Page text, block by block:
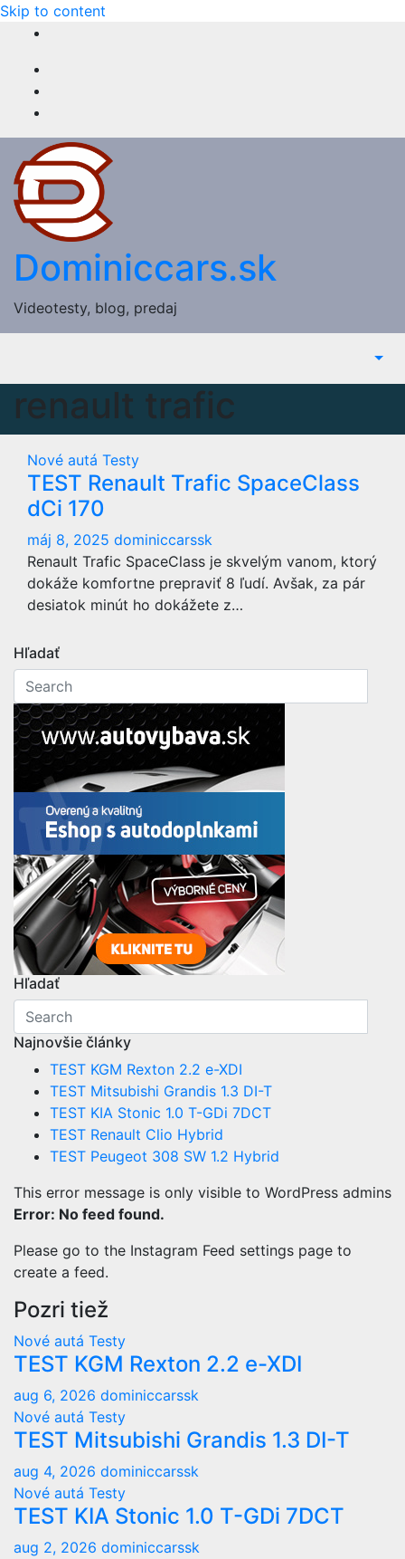
Skip to content
Dominiccars.sk
Videotesty, blog, predaj
renault trafic
Nové autá Testy
TEST Renault Trafic SpaceClass
dCi 170
máj 8, 2025 dominiccarssk
Renault Trafic SpaceClass je skvelým vanom, ktorý
dokáže komfortne prepraviť 8 ľudí. Avšak, za pár
desiatok minút ho dokážete z…
Hľadať
Hľadať
Najnovšie články
TEST KGM Rexton 2.2 e-XDI
TEST Mitsubishi Grandis 1.3 DI-T
TEST KIA Stonic 1.0 T-GDi 7DCT
TEST Renault Clio Hybrid
TEST Peugeot 308 SW 1.2 Hybrid
This error message is only visible to WordPress admins
Error: No feed found.
Please go to the Instagram Feed settings page to
create a feed.
Pozri tiež
Nové autá Testy
TEST KGM Rexton 2.2 e-XDI
aug 6, 2026 dominiccarssk
Nové autá Testy
TEST Mitsubishi Grandis 1.3 DI-T
aug 4, 2026 dominiccarssk
Nové autá Testy
TEST KIA Stonic 1.0 T-GDi 7DCT
aug 2, 2026 dominiccarssk